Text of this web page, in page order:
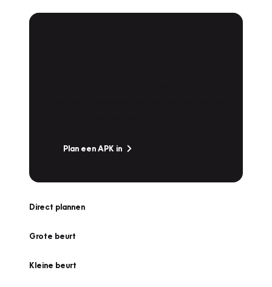
Plan een APK in
Direct plannen
Grote beurt
Kleine beurt